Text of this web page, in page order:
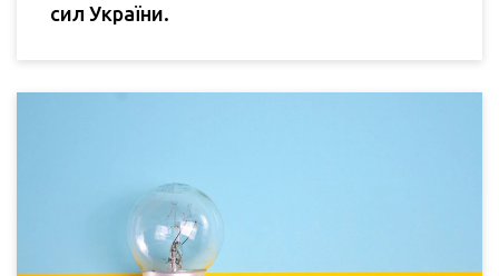
сил України.